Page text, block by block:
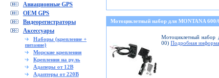
Авиационные GPS
OEM GPS
Видеорегистраторы
Аксессуары
Наборы (крепление +
питание)
Морские крепления
Крепления на руль
Адаперы от 12В
Адаптеры от 220В
Мотоциклетный набор для MONTANA
Мотоциклетный набор
00) Подробная